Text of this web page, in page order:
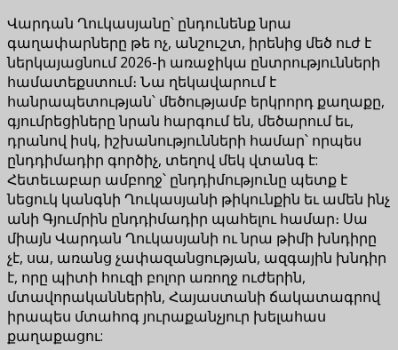
Վարդան Ղուկասյանը՝ ընդունենք նրա
գաղափարները թե ոչ, անշուշտ, իրենից մեծ ուժ է
ներկայացնում 2026-ի առաջիկա ընտրությունների
համատեքստում։ Նա ղեկավարում է
հանրապետության՝ մեծությամբ երկրորդ քաղաքը,
գյումրեցիները նրան հարգում են, մեծարում եւ,
դրանով իսկ, իշխանությունների համար՝ որպես
ընդդիմադիր գործիչ, տեղով մեկ վտանգ է:
Հետեւաբար ամբողջ՝ ընդդիմությունը պետք է
նեցուկ կանգնի Ղուկասյանի թիկունքին եւ ամեն ինչ
անի Գյումրին ընդդիմադիր պահելու համար։ Սա
միայն Վարդան Ղուկասյանի ու նրա թիմի խնդիրը
չէ, սա, առանց չափազանցության, ազգային խնդիր
է, որը պիտի հուզի բոլոր առողջ ուժերին,
մտավորականներին, Հայաստանի ճակատագրով
իրապես մտահոգ յուրաքանչյուր խելահաս
քաղաքացու: